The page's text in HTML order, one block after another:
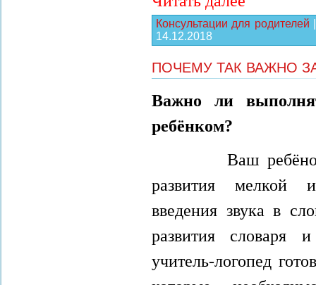
Консультации для родителей
14.12.2018
ПОЧЕМУ ТАК ВАЖНО
Важно ли
ребёнком?
Ваш ребёнок
развития мелкой
введения звука в
развития словаря
учитель-логопед